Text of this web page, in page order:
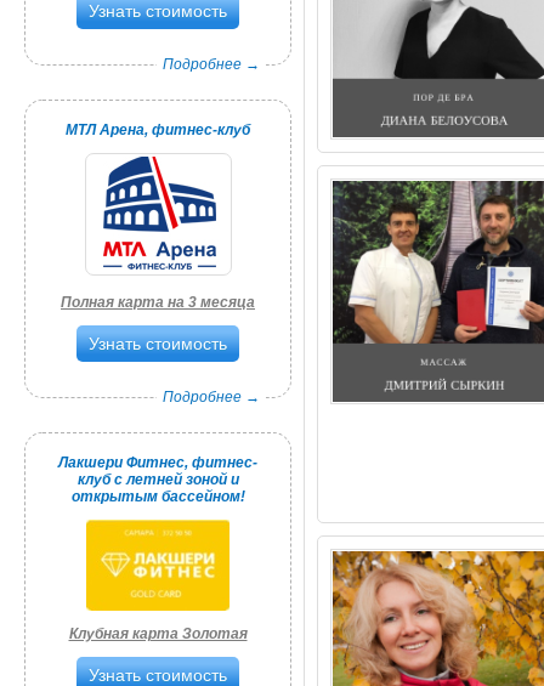
Узнать стоимость
Подробнее →
МТЛ Арена, фитнес-клуб
Полная карта на 3 месяца
Узнать стоимость
Подробнее →
Лакшери Фитнес, фитнес-
клуб с летней зоной и
открытым бассейном!
Клубная карта Золотая
Узнать стоимость